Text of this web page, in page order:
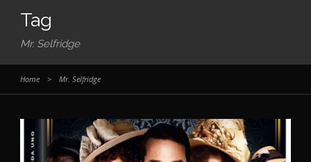
Tag
Mr. Selfridge
Home > Mr. Selfridge